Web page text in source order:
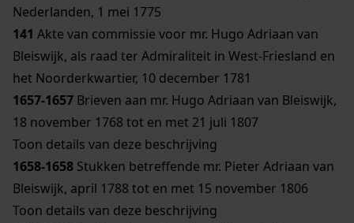
Nederlanden, 1 mei 1775
141 Akte van commissie voor mr. Hugo Adriaan van
Bleiswijk, als raad ter Admiraliteit in West-Friesland en
het Noorderkwartier, 10 december 1781
1657-1657 Brieven aan mr. Hugo Adriaan van Bleiswijk,
18 november 1768 tot en met 21 juli 1807
Toon details van deze beschrijving
1658-1658 Stukken betreffende mr. Pieter Adriaan van
Bleiswijk, april 1788 tot en met 15 november 1806
Toon details van deze beschrijving